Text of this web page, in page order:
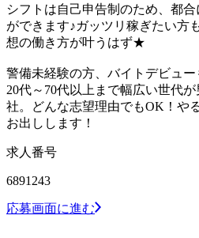
シフトは自己申告制のため、都
ができます♪ガッツリ稼ぎたい方
想の働き方が叶うはず★
警備未経験の方、バイトデビュー
20代～70代以上まで幅広い世代
社。どんな志望理由でもOK！や
お出しします！
求人番号
6891243
応募画面に進む